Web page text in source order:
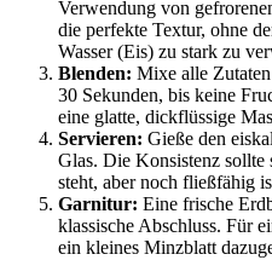
Verwendung von
die perfekte Textur, ohne
Wasser (Eis) zu stark zu
Blenden: Mixe alle
30 Sekunden, bis keine
eine glatte, dickflüssige
Servieren: Gieße den
Glas. Die Konsistenz sollte
steht, aber noch fließfähig
Garnitur: Eine frische
klassische Abschluss. Für
ein kleines Minzblatt